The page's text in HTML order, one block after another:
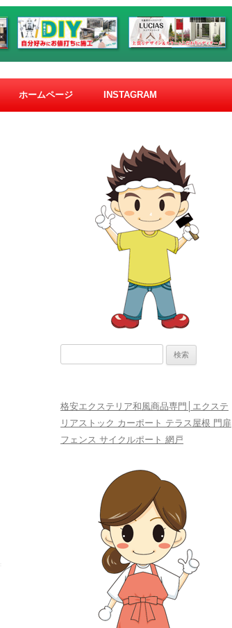
ホームページ INSTAGRAM
格安エクステリア和風商品専門│エクステ
リアストック カーポート テラス屋根 門扉
フェンス サイクルポート 網戸